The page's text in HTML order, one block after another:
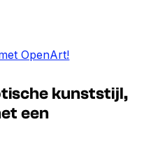
OpenArt!
kunststijl,
een